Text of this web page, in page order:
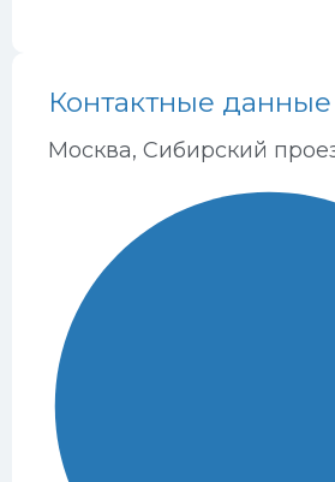
Контактные данные
Москва, Сибирский